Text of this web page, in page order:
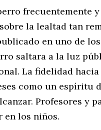
frecuentemente y
la lealtad tan
en uno de
saltara a la luz
La fidelidad
como un espíritu
Profesores y
en los niños.